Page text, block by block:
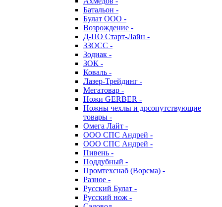
Батальон -
Булат ООО -
Возрождение -
Д-ПО Старт-Лайн -
ЗЗОСС -
Зодиак -
ЗОК -
Коваль -
Лазер-Трейдинг -
Мегатовар -
Ножи GERBER -
Ножны чехлы и дрсопутствующие
товары -
Омега Лайт -
ООО СПС Андрей -
ООО СПС Андрей -
Пивень -
Поддубный -
Промтехснаб (Ворсма) -
Разное -
Русский Булат -
Русский нож -